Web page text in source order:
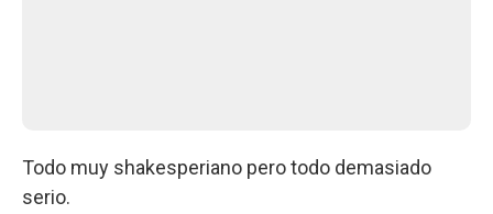
Todo muy shakesperiano pero todo demasiado
serio.